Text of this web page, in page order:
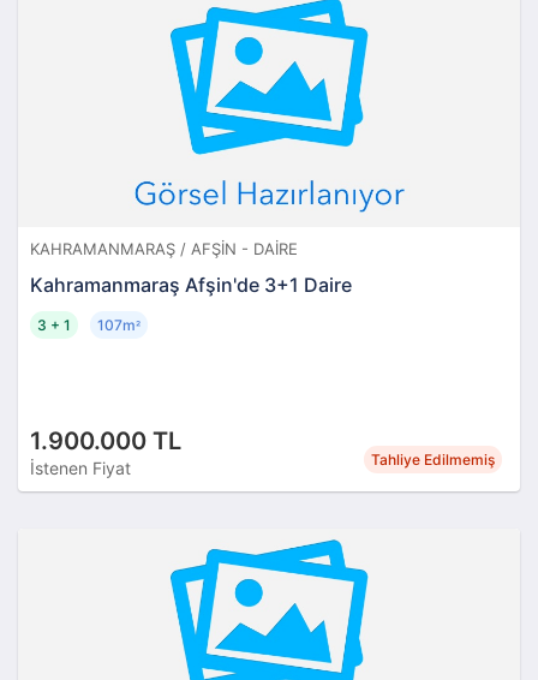
KAHRAMANMARAŞ / AFŞIN - DAIRE
Kahramanmaraş Afşin'de 3+1 Daire
1.900.000 TL
İstenen Fiyat Tahliye Edilmemiş
3 + 1 107m²